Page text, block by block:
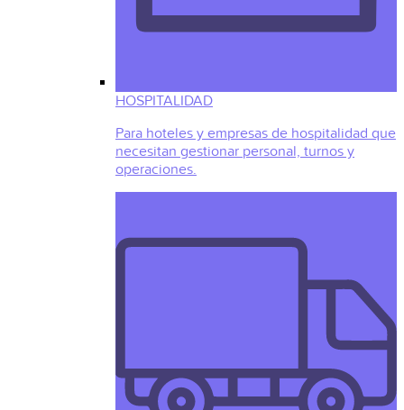
HOSPITALIDAD
Para hoteles y empresas de hospitalidad que
necesitan gestionar personal, turnos y
operaciones.